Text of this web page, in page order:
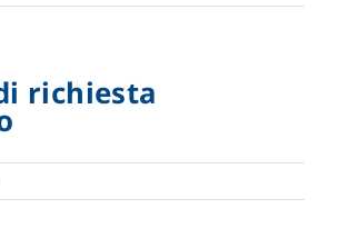
richiesta